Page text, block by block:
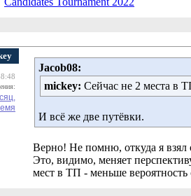
Jacob08:
mickey: Сейчас не 2 места в
И всё же две путёвки.
Верно! Не помню, откуда я
Это, видимо, меняет
мест в ТП - меньше